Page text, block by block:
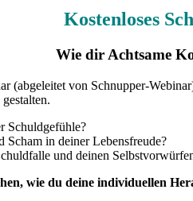
Kostenloses
Wie dir Achtsame
(abgeleitet von Schnupper-
Schuldgefühle?
in deiner Lebensfreude?
und deinen
wie du deine individuellen